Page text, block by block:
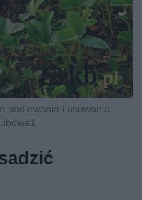
podlewania i usuwania